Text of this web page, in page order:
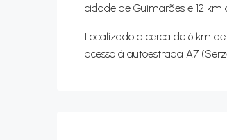
cidade de Guimarães e 12 km
Localizado a cerca de 6 km
acesso á autoestrada A7